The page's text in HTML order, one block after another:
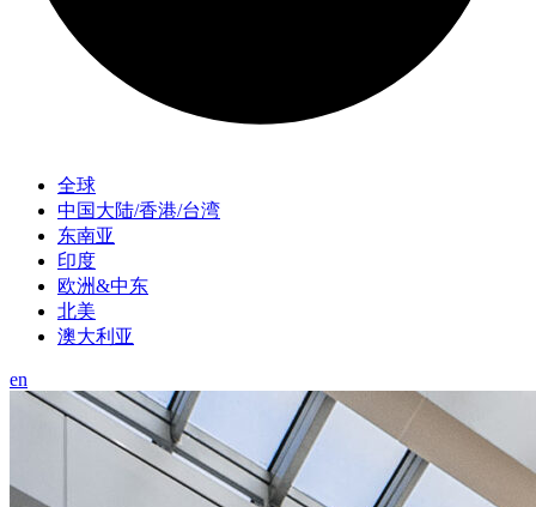
全球
中国大陆/香港/台湾
东南亚
印度
欧洲&中东
北美
澳大利亚
en